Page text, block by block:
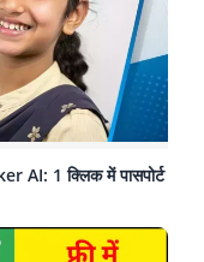
1 क्लिक में पासपोर्ट